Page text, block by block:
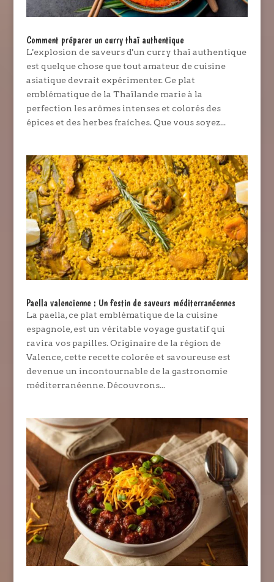
Comment préparer un curry thaï authentique
L'explosion de saveurs d'un curry thaï authentique
est quelque chose que tout amateur de cuisine
asiatique devrait expérimenter. Ce plat
emblématique de la Thaïlande marie à la
perfection les arômes intenses et colorés des
épices et des herbes fraîches. Que vous soyez...
Paella valencienne : Un festin de saveurs méditerranéennes
La paella, ce plat emblématique de la cuisine
espagnole, est un véritable voyage gustatif qui
ravira vos papilles. Originaire de la région de
Valence, cette recette colorée et savoureuse est
devenue un incontournable de la gastronomie
méditerranéenne. Découvrons...